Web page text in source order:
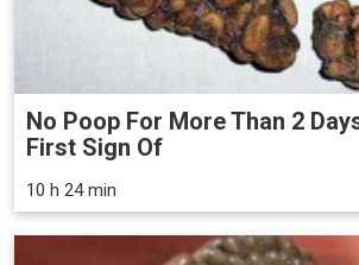
No Poop For More Than 2
First Sign Of
10 h 24 min